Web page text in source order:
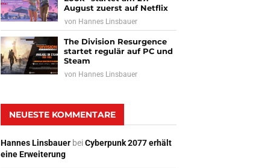
August zuerst auf Netflix
von Hannes Linsbauer
The Division Resurgence
startet regulär auf PC und
Steam
von Hannes Linsbauer
NEUESTE KOMMENTARE
Hannes Linsbauer beiCyberpunk 2077 erhält
eine Erweiterung